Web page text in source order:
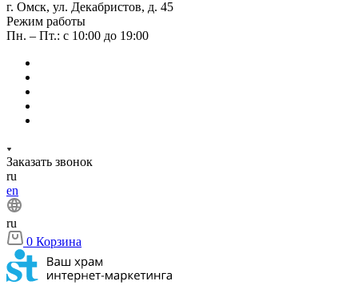
г. Омск, ул. Декабристов, д. 45
Режим работы
Пн. – Пт.: с 10:00 до 19:00
Заказать звонок
ru
en
ru
0 Корзина